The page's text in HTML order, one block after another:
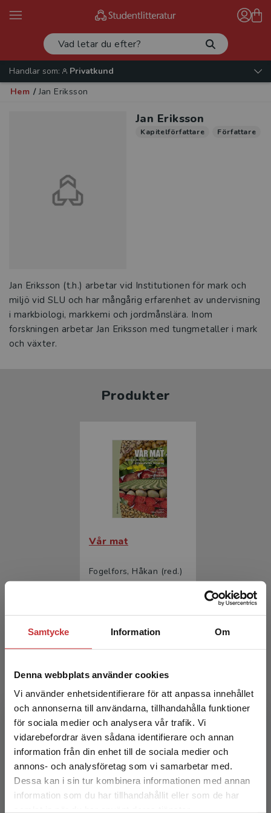
Samtycke Information Om
Denna webbplats använder cookies
Vi använder enhetsidentifierare för att anpassa innehållet
och annonserna till användarna, tillhandahålla funktioner
för sociala medier och analysera vår trafik. Vi
vidarebefordrar även sådana identifierare och annan
information från din enhet till de sociala medier och
annons- och analysföretag som vi samarbetar med.
Dessa kan i sin tur kombinera informationen med annan
information som du har tillhandahållit eller som de har
Begränsad fraktregion
Det verkar som att du besöker
Handlar som:
Privatkund
Hem / Jan Eriksson
Jan Eriksson
Kapitelförfattare Författare
Jan Eriksson (t.h.) arbetar vid Institutionen för mark och
miljö vid SLU och har mångårig erfarenhet av undervisning
i markbiologi, markkemi och jordmånslära. Inom
forskningen arbetar Jan Eriksson med tungmetaller i mark
och växter.
Produkter
Vår mat
Fogelfors, Håkan (red.)
Marklära
Eriksson, Jan m.fl.
431 krinkl. moms
Exkl. moms: 407 kr